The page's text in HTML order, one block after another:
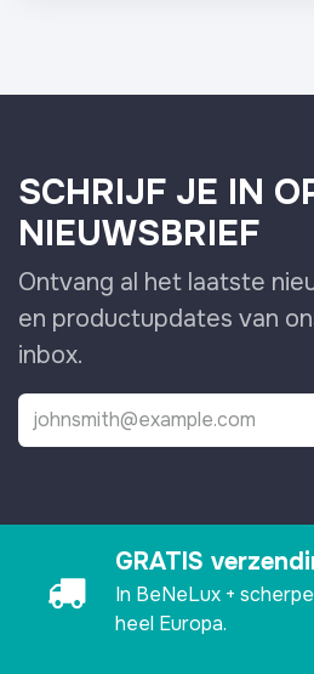
SCHRIJF JE IN
NIEUWSBRIEF
Ontvang al het laatste
en productupdates van
inbox.
GRATIS
In BeNeLux +
heel Europa.